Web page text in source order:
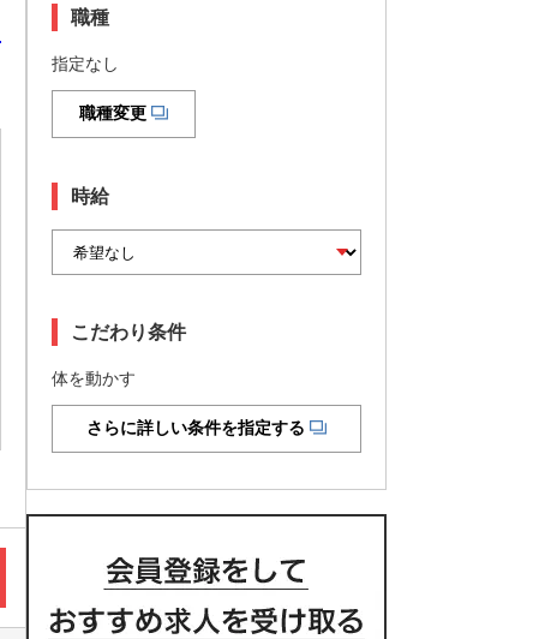
職種
指定なし
職種変更
時給
こだわり条件
体を動かす
さらに詳しい条件を指定する